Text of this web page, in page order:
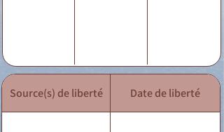
Source(s) de liberté Date de liberté